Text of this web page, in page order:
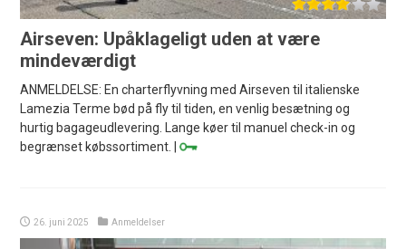
Airseven: Upåklageligt uden at være
mindeværdigt
ANMELDELSE: En charterflyvning med Airseven til italienske
Lamezia Terme bød på fly til tiden, en venlig besætning og
hurtig bagageudlevering. Lange køer til manuel check-in og
begrænset købssortiment. |
26. juni 2025 Anmeldelser